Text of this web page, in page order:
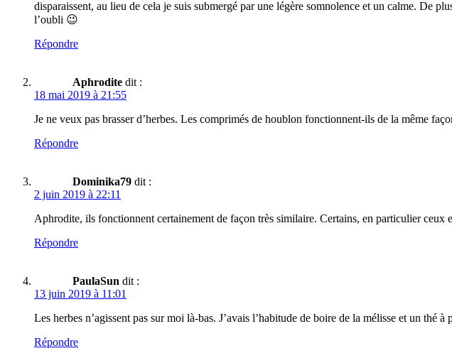
disparaissent, au lieu de cela je suis submergé par une légère somnolence et un calme. De
l’oubli 😉
Répondre
Aphrodite dit :
18 mai 2019 à 21:55
Je ne veux pas brasser d’herbes. Les comprimés de houblon fonctionnent-ils de la même
Répondre
Dominika79 dit :
2 juin 2019 à 22:11
Aphrodite, ils fonctionnent certainement de façon très similaire. Certains, en particulier
Répondre
PaulaSun dit :
13 juin 2019 à 11:01
Les herbes n’agissent pas sur moi là-bas. J’avais l’habitude de boire de la mélisse et un thé
Répondre